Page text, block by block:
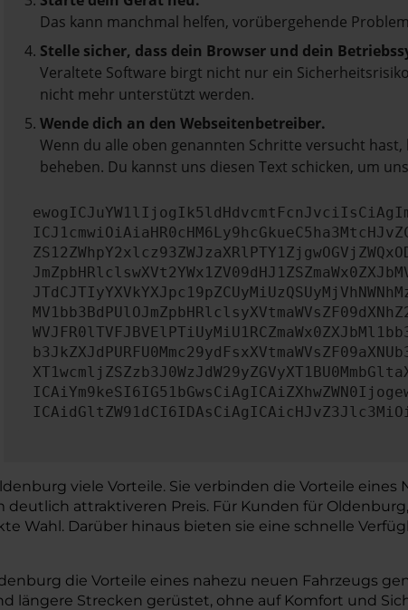
Das kann manchmal helfen, vorübergehende
Stelle sicher, dass dein Browser und dein
Veraltete Software birgt nicht nur ein
nicht mehr unterstützt werden.
Wende dich an den Webseitenbetreiber.
Wenn du alle oben genannten Schritte versucht
beheben. Du kannst uns diesen Text schicken, um
viele Vorteile. Sie verbinden die Vorteile
attraktiveren Preis. Für Kunden für
Wahl. Darüber hinaus bieten sie eine schnelle
die Vorteile eines nahezu neuen Fahrzeugs
längere Strecken gerüstet, ohne auf Komfort und